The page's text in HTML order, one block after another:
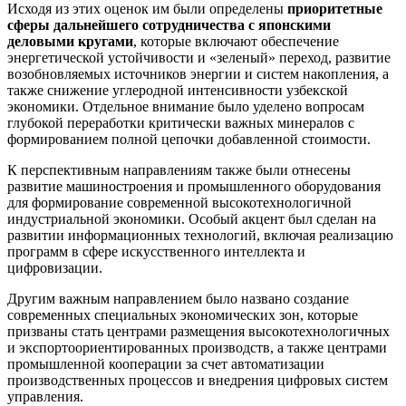
Исходя из этих оценок им были определены приоритетные
сферы дальнейшего сотрудничества с японскими
деловыми кругами, которые включают обеспечение
энергетической устойчивости и «зеленый» переход, развитие
возобновляемых источников энергии и систем накопления, а
также снижение углеродной интенсивности узбекской
экономики. Отдельное внимание было уделено вопросам
глубокой переработки критически важных минералов с
формированием полной цепочки добавленной стоимости.
К перспективным направлениям также были отнесены
развитие машиностроения и промышленного оборудования
для формирование современной высокотехнологичной
индустриальной экономики. Особый акцент был сделан на
развитии информационных технологий, включая реализацию
программ в сфере искусственного интеллекта и
цифровизации.
Другим важным направлением было названо создание
современных специальных экономических зон, которые
призваны стать центрами размещения высокотехнологичных
и экспортоориентированных производств, а также центрами
промышленной кооперации за счет автоматизации
производственных процессов и внедрения цифровых систем
управления.